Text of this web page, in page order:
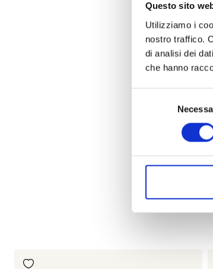
Questo sito
Utilizziamo i
nostro traffico.
di analisi dei
che hanno